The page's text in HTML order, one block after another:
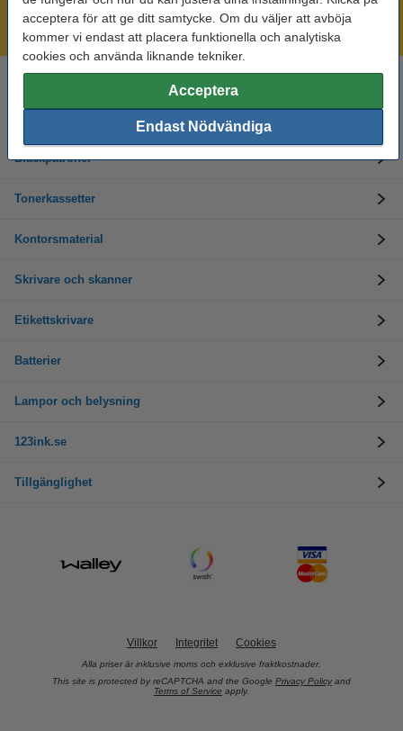
acceptera för att ge ditt samtycke. Om du väljer att avböja
kommer vi endast att placera funktionella och analytiska
cookies och använda liknande tekniker.
Acceptera
Endast Nödvändiga
Beställ innan 16:00 så skickar vi idag!
Alltid låga priser!
Behöver du hjälp? Ring oss på 08-550 04 123
Bläckpatroner
Tonerkassetter
Kontorsmaterial
Skrivare och skanner
Etikettskrivare
Batterier
Lampor och belysning
123ink.se
Tillgänglighet
Villkor Integritet Cookies
Alla priser är inklusive moms och exklusive fraktkostnader.
This site is protected by reCAPTCHA and the Google Privacy Policy and
Terms of Service apply.